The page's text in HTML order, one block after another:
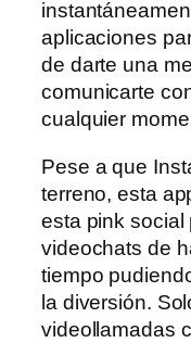
aplicaciones
de darte una
comunicarte
cualquier
Pese a que
terreno, esta
esta pink social
videochats de
tiempo
la diversión.
videollamadas